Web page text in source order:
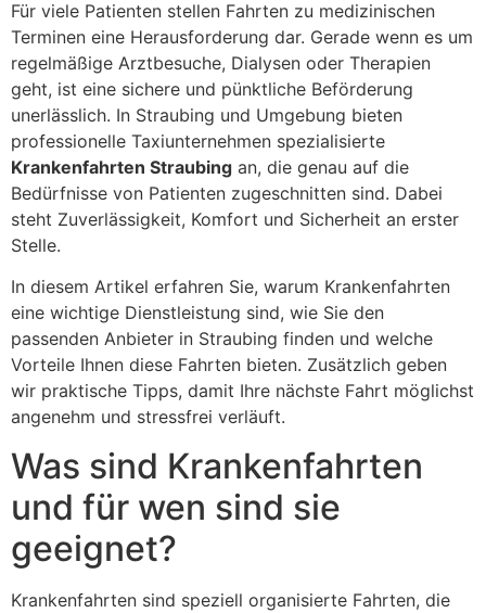
Für viele Patienten stellen Fahrten zu medizinischen
Terminen eine Herausforderung dar. Gerade wenn es um
regelmäßige Arztbesuche, Dialysen oder Therapien
geht, ist eine sichere und pünktliche Beförderung
unerlässlich. In Straubing und Umgebung bieten
professionelle Taxiunternehmen spezialisierte
Krankenfahrten Straubing an, die genau auf die
Bedürfnisse von Patienten zugeschnitten sind. Dabei
steht Zuverlässigkeit, Komfort und Sicherheit an erster
Stelle.
In diesem Artikel erfahren Sie, warum Krankenfahrten
eine wichtige Dienstleistung sind, wie Sie den
passenden Anbieter in Straubing finden und welche
Vorteile Ihnen diese Fahrten bieten. Zusätzlich geben
wir praktische Tipps, damit Ihre nächste Fahrt möglichst
angenehm und stressfrei verläuft.
Was sind Krankenfahrten
und für wen sind sie
geeignet?
Krankenfahrten sind speziell organisierte Fahrten, die